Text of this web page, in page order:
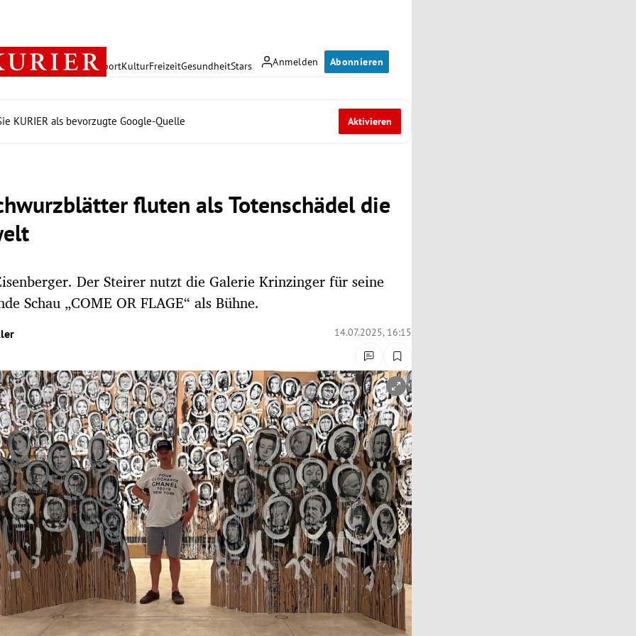
Anmelden Abonnieren
PolitikWirtschaft SportKulturFreizeitGesundheitStars
KURIER als bevorzugte Google-Quelle Aktivieren
fluten als Totenschädel die
Der Steirer nutzt die Galerie Krinzinger für seine
Schau „COME OR FLAGE“ als Bühne.
14.07.2025, 16:15
öffnen/schließen